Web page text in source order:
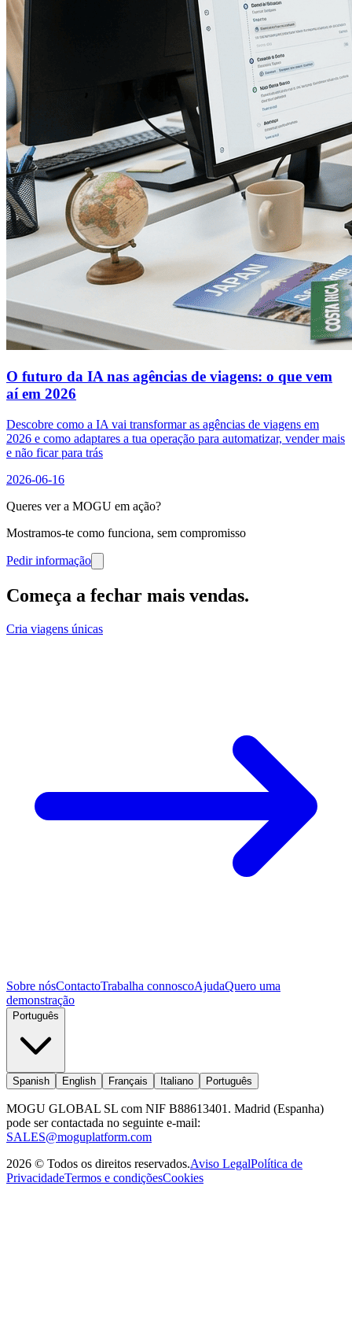
O futuro da IA nas agências de viagens: o que vem
aí em 2026
Descobre como a IA vai transformar as agências de viagens em
2026 e como adaptares a tua operação para automatizar, vender mais
e não ficar para trás
2026-06-16
Queres ver a MOGU em ação?
Mostramos-te como funciona, sem compromisso
Pedir informação
Começa a fechar mais vendas.
Cria viagens únicas
Sobre nósContactoTrabalha connoscoAjudaQuero uma
demonstração
Português
Spanish English Français Italiano Português
MOGU GLOBAL SL com NIF B88613401. Madrid (Espanha)
pode ser contactada no seguinte e-mail:
SALES@moguplatform.com
2026 © Todos os direitos reservados.Aviso LegalPolítica de
PrivacidadeTermos e condiçõesCookies